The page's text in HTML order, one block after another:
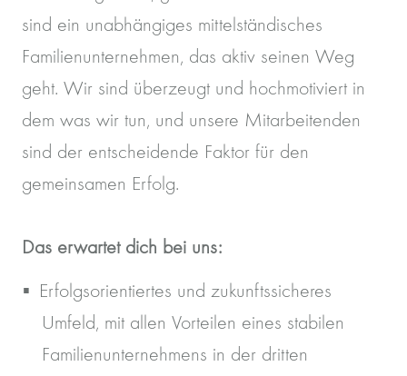
sind ein unabhängiges mittelständisches
Familienunternehmen, das aktiv seinen Weg
geht. Wir sind überzeugt und hochmotiviert in
dem was wir tun, und unsere Mitarbeitenden
sind der entscheidende Faktor für den
gemeinsamen Erfolg.
Das erwartet dich bei uns:
Erfolgsorientiertes und zukunftssicheres
Umfeld, mit allen Vorteilen eines stabilen
Familienunternehmens in der dritten